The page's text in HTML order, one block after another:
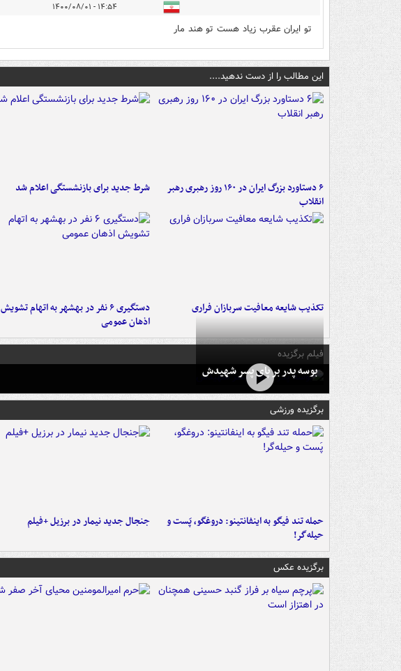
۱۴:۵۴ - ۱۴۰۰/۰۸/۰۱
تو ایران عقرب زیاد هست تو هند مار
این مطالب را از دست ندهید....
۶ دستاورد بزرگ ایران در ۱۶۰ روز رهبری رهبر
انقلاب
شرط جدید برای بازنشستگی اعلام شد
تکذیب شایعه معافیت سربازان فراری
دستگیری ۶ نفر در بهشهر به اتهام تشویش
اذهان عمومی
فیلم برگزیده
بوسه‌ پدر بر پای پسر شهیدش
برگزیده ورزشی
حمله تند فیگو به اینفانتینو: دروغگو، پَست‌ و
حیله‌گر!
جنجال جدید نیمار در برزیل +فیلم
برگزیده عکس